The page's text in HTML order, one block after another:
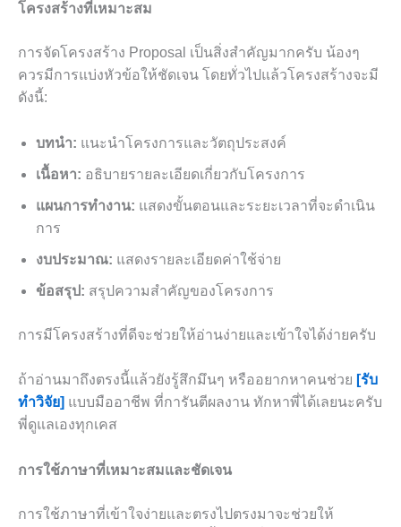
โครงสร้างที่เหมาะสม
การจัดโครงสร้าง Proposal เป็นสิ่งสำคัญมากครับ น้องๆ
ควรมีการแบ่งหัวข้อให้ชัดเจน โดยทั่วไปแล้วโครงสร้างจะมี
ดังนี้:
บทนำ: แนะนำโครงการและวัตถุประสงค์
เนื้อหา: อธิบายรายละเอียดเกี่ยวกับโครงการ
แผนการทำงาน: แสดงขั้นตอนและระยะเวลาที่จะดำเนิน
การ
งบประมาณ: แสดงรายละเอียดค่าใช้จ่าย
ข้อสรุป: สรุปความสำคัญของโครงการ
การมีโครงสร้างที่ดีจะช่วยให้อ่านง่ายและเข้าใจได้ง่ายครับ
ถ้าอ่านมาถึงตรงนี้แล้วยังรู้สึกมึนๆ หรืออยากหาคนช่วย [รับ
ทำวิจัย] แบบมืออาชีพ ที่การันตีผลงาน ทักหาพี่ได้เลยนะครับ
พี่ดูแลเองทุกเคส
การใช้ภาษาที่เหมาะสมและชัดเจน
การใช้ภาษาที่เข้าใจง่ายและตรงไปตรงมาจะช่วยให้